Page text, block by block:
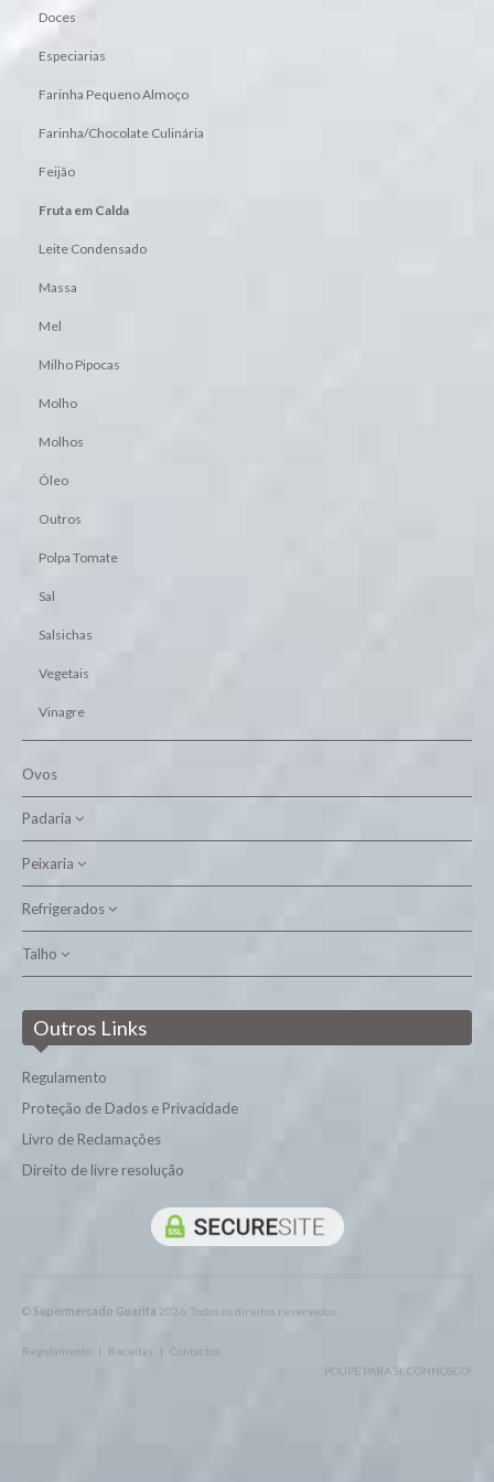
Doces
Especiarias
Farinha Pequeno Almoço
Farinha/Chocolate Culinária
Feijão
Fruta em Calda
Leite Condensado
Massa
Mel
Milho Pipocas
Molho
Molhos
Óleo
Outros
Polpa Tomate
Sal
Salsichas
Vegetais
Vinagre
Ovos
Padaria
Boutique do Pão
Embalado
Peixaria
Bacalhau Seco
Peixe Fresco
Refrigerados
Massa Fresca
Talho
Enchidos
Frango
Novilho
Outros Links
Regulamento
Proteção de Dados e Privacidade
Livro de Reclamações
Direito de livre resolução
©Supermercado Guarita 2026. Todos os direitos reservados.
Regulamento | Receitas | Contactos
POUPE PARA SI, CONNOSCO!